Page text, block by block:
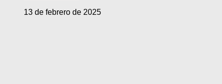
13 de febrero de 2025